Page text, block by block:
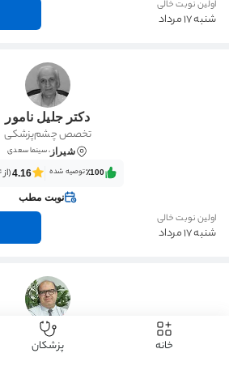
اولین نوبت خالی
شنبه 17 مرداد
دکتر جلیل نامور
تخصص چشم‌پزشکی
شیراز ، سینما سعدی
٪100‌‌‌توصیه شده 4.16(از 14 نفر)
نوبت مطب
اولین نوبت خالی
شنبه 17 مرداد
دکتر امیر باستانی
تخصص بیماری‌های داخلی خانه پزشکان